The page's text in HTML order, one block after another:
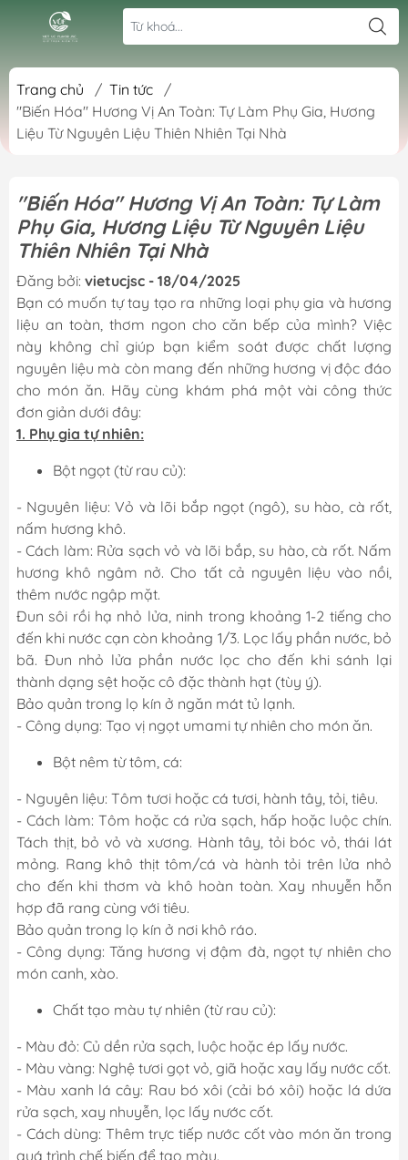
Trang chủ / Tin tức
/
"Biến Hóa" Hương Vị An Toàn: Tự Làm Phụ Gia, Hương
Liệu Từ Nguyên Liệu Thiên Nhiên Tại Nhà
"Biến Hóa" Hương Vị An Toàn: Tự Làm
Phụ Gia, Hương Liệu Từ Nguyên Liệu
Thiên Nhiên Tại Nhà
Đăng bởi: vietucjsc - 18/04/2025
Bạn có muốn tự tay tạo ra những loại phụ gia và hương
liệu an toàn, thơm ngon cho căn bếp của mình? Việc
này không chỉ giúp bạn kiểm soát được chất lượng
nguyên liệu mà còn mang đến những hương vị độc đáo
cho món ăn. Hãy cùng khám phá một vài công thức
đơn giản dưới đây:
1. Phụ gia tự nhiên:
Bột ngọt (từ rau củ):
- Nguyên liệu: Vỏ và lõi bắp ngọt (ngô), su hào, cà rốt,
nấm hương khô.
- Cách làm: Rửa sạch vỏ và lõi bắp, su hào, cà rốt. Nấm
hương khô ngâm nở. Cho tất cả nguyên liệu vào nồi,
thêm nước ngập mặt.
Đun sôi rồi hạ nhỏ lửa, ninh trong khoảng 1-2 tiếng cho
đến khi nước cạn còn khoảng 1/3. Lọc lấy phần nước, bỏ
bã. Đun nhỏ lửa phần nước lọc cho đến khi sánh lại
thành dạng sệt hoặc cô đặc thành hạt (tùy ý).
Bảo quản trong lọ kín ở ngăn mát tủ lạnh.
- Công dụng: Tạo vị ngọt umami tự nhiên cho món ăn.
Bột nêm từ tôm, cá:
- Nguyên liệu: Tôm tươi hoặc cá tươi, hành tây, tỏi, tiêu.
- Cách làm: Tôm hoặc cá rửa sạch, hấp hoặc luộc chín.
Tách thịt, bỏ vỏ và xương. Hành tây, tỏi bóc vỏ, thái lát
mỏng. Rang khô thịt tôm/cá và hành tỏi trên lửa nhỏ
cho đến khi thơm và khô hoàn toàn. Xay nhuyễn hỗn
hợp đã rang cùng với tiêu.
Bảo quản trong lọ kín ở nơi khô ráo.
- Công dụng: Tăng hương vị đậm đà, ngọt tự nhiên cho
món canh, xào.
Chất tạo màu tự nhiên (từ rau củ):
- Màu đỏ: Củ dền rửa sạch, luộc hoặc ép lấy nước.
- Màu vàng: Nghệ tươi gọt vỏ, giã hoặc xay lấy nước cốt.
- Màu xanh lá cây: Rau bó xôi (cải bó xôi) hoặc lá dứa
rửa sạch, xay nhuyễn, lọc lấy nước cốt.
- Cách dùng: Thêm trực tiếp nước cốt vào món ăn trong
quá trình chế biến để tạo màu.